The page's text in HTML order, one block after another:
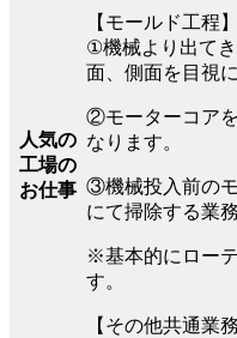
人気の
工場の
お仕事
【モールド工程】
①機械より出て
面、側面を目視
②モーターコア
なります。
③機械投入前のモ
にて掃除する業務
※基本的にロー
す。
【その他共通業務